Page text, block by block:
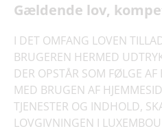
Gældende lov,
I DET OMFANG LOVEN
BRUGEREN HERMED
DER OPSTÅR SOM FØLGE AF
MED BRUGEN AF
TJENESTER OG INDHOLD,
LOVGIVNINGEN I